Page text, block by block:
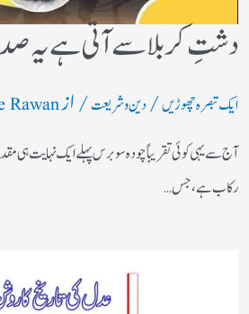
دشتِ کربلا سے آتی ہے یہ
ایک تبصرہ چھوڑیں/دین و شریعت/ ازRawan
آج سے یہی کوئی تقریباً چودہ سو برس پہلے ایک نہایت ہی
رکاب ہے، جس…